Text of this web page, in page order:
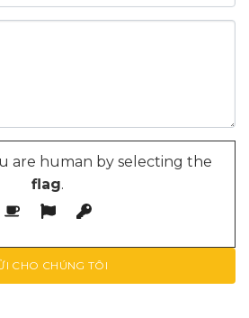
are human by selecting the
flag.